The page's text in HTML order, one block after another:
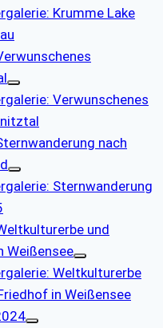
Krumme Lake
Verwunschenes
nach
Sternwanderung
und
Weißensee
Weltkulturerbe
in Weißensee